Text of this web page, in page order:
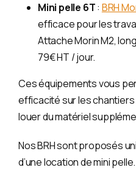
Mini pelle 6T: BRH
efficace pour les
Attache Morin M2,
79€ HT / jour.
Ces équipements vous
efficacité sur les
louer du matériel
Nos BRH sont proposés
d’une location de mini pelle.